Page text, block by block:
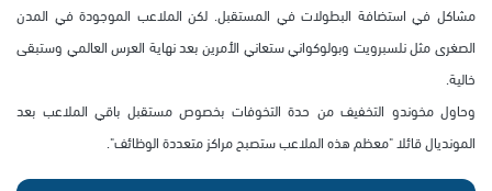
مشاكل في استضافة البطولات في المستقبل. لكن الملاعب الموجودة في المدن
الصغرى مثل نلسبرويت وبولوكواني ستعاني الأمرين بعد نهاية العرس العالمي وستبقى
خالية.
وحاول مخوندو التخفيف من حدة التخوفات بخصوص مستقبل باقي الملاعب بعد
المونديال قائلا "معظم هذه الملاعب ستصبح مراكز متعددة الوظائف".